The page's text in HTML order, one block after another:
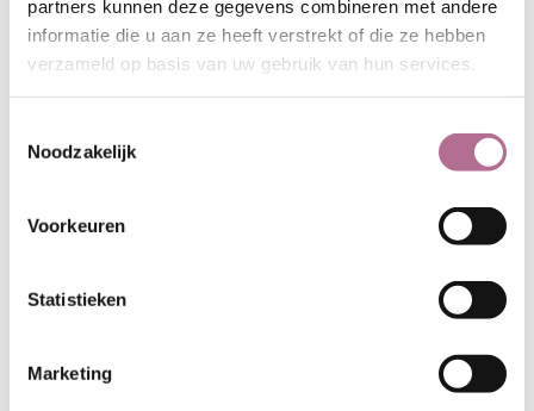
partners kunnen deze gegevens combineren met andere
informatie die u aan ze heeft verstrekt of die ze hebben
verzameld op basis van uw gebruik van hun services.
Noodzakelijk
Voorkeuren
Statistieken
Marketing